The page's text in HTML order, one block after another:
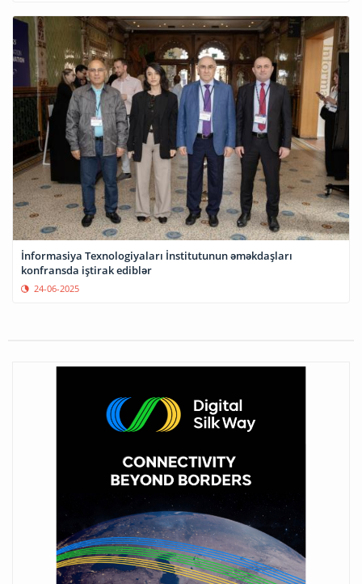
İnformasiya Texnologiyaları İnstitutunun əməkdaşları
konfransda iştirak ediblər
24-06-2025